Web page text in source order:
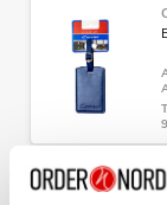
- Kabinväska,
bolagen
- Packband
- Avdelare
- Fyra
- Material: